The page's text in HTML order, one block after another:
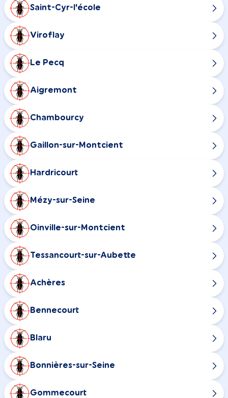
Saint-Cyr-l'école
Viroflay
Le Pecq
Aigremont
Chambourcy
Gaillon-sur-Montcient
Hardricourt
Mézy-sur-Seine
Oinville-sur-Montcient
Tessancourt-sur-Aubette
Achères
Bennecourt
Blaru
Bonnières-sur-Seine
Gommecourt